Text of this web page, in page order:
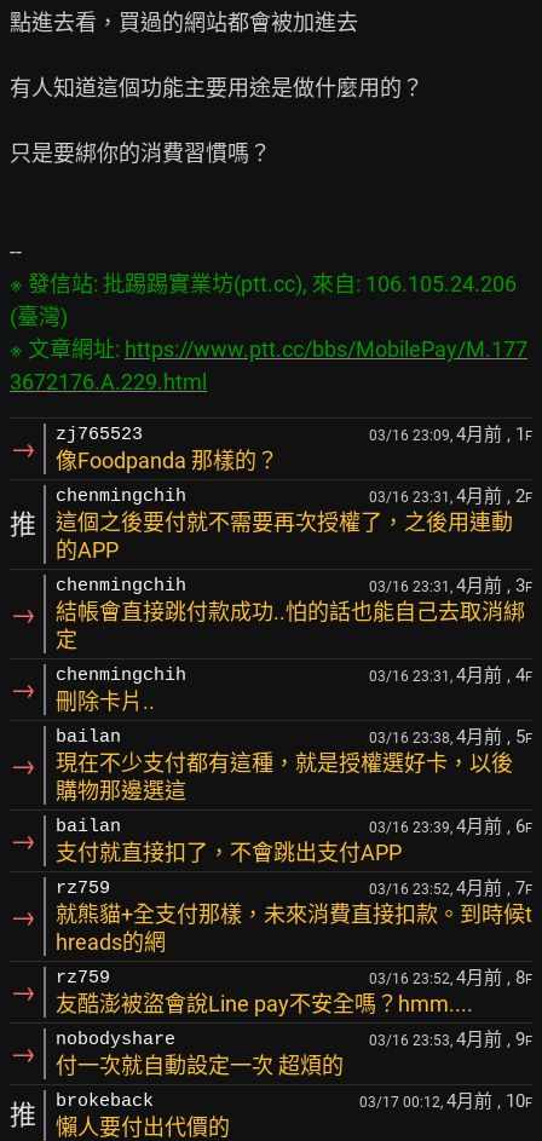
點進去看，買過的網站都會被加進去
有人知道這個功能主要用途是做什麼用的？
只是要綁你的消費習慣嗎？
※ 發信站: 批踢踢實業坊(ptt.cc), 來自: 106.105.24.206
(臺灣)
※ 文章網址: https://www.ptt.cc/bbs/MobilePay/M.177
3672176.A.229.html
→ zj765523 03/16 23:09, 4月前 , 1 F
像Foodpanda 那樣的？
推
chenmingchih 03/16 23:31, 4月前 , 2F
這個之後要付就不需要再次授權了，之後用連動
的APP
→
chenmingchih 03/16 23:31, 4月前 , 3F
結帳會直接跳付款成功..怕的話也能自己去取消綁
定
→ chenmingchih 03/16 23:31, 4月前 , 4F
刪除卡片..
→
bailan 03/16 23:38, 4月前 , 5F
現在不少支付都有這種，就是授權選好卡，以後
購物那邊選這
→ bailan 03/16 23:39, 4月前 , 6F
支付就直接扣了，不會跳出支付APP
→
rz759 03/16 23:52, 4月前 , 7F
就熊貓+全支付那樣，未來消費直接扣款。到時候t
hreads的網
→ rz759 03/16 23:52, 4月前 , 8F
友酷澎被盜會說Line pay不安全嗎？hmm....
→ nobodyshare 03/16 23:53, 4月前 , 9F
付一次就自動設定一次 超煩的
推 brokeback 03/17 00:12, 4月前 , 10F
懶人要付出代價的